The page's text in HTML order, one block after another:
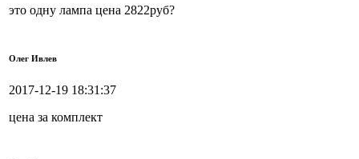
это одну лампа цена 2822руб?
Олег Ивлев
2017-12-19 18:31:37
цена за комплект